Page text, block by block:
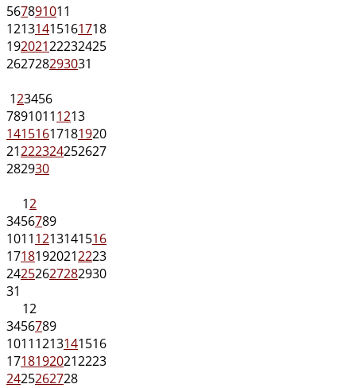
567891011
12131415161718
19202122232425
262728293031
123456
78910111213
14151617181920
21222324252627
282930
12
3456789
10111213141516
17181920212223
24252627282930
31
12
3456789
10111213141516
17181920212223
2425262728